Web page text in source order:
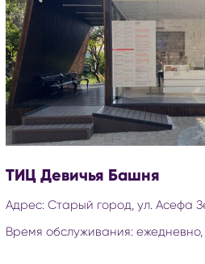
ТИЦ Девичья Башня
Адрес: Старый город, ул. Асефа
Время обслуживания: ежедневно,